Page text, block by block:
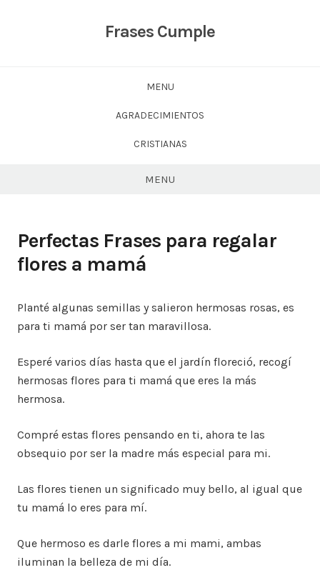
Frases Cumple
MENU
AGRADECIMIENTOS
CRISTIANAS
MENU
Perfectas Frases para regalar
flores a mamá
Planté algunas semillas y salieron hermosas rosas, es
para ti mamá por ser tan maravillosa.
Esperé varios días hasta que el jardín floreció, recogí
hermosas flores para ti mamá que eres la más
hermosa.
Compré estas flores pensando en ti, ahora te las
obsequio por ser la madre más especial para mi.
Las flores tienen un significado muy bello, al igual que
tu mamá lo eres para mí.
Que hermoso es darle flores a mi mami, ambas
iluminan la belleza de mi día.